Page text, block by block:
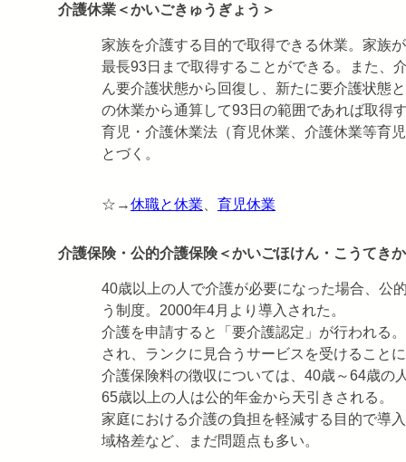
介護休業＜かいごきゅうぎょう＞
家族を介護する目的で取得できる休業。家族
最長93日まで取得することができる。また、
ん要介護状態から回復し、新たに要介護状態
の休業から通算して93日の範囲であれば取得
育児・介護休業法（育児休業、介護休業等育
とづく。
☆→休職と休業 育児休業
介護保険・公的介護保険＜かいごほけん・こうてき
40歳以上の人で介護が必要になった場合、公
う制度。2000年4月より導入された。
介護を申請すると「要介護認定」が行われる
され、ランクに見合うサービスを受けること
介護保険料の徴収については、40歳～64歳の
65歳以上の人は公的年金から天引きされる。
家庭における介護の負担を軽減する目的で導
域格差など、まだ問題点も多い。